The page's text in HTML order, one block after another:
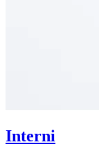
Interni